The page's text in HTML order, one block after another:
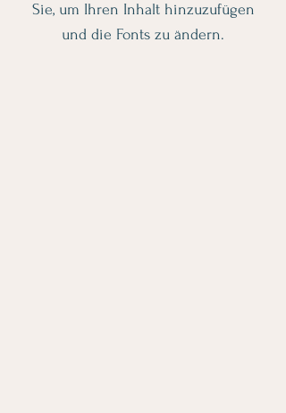
Sie, um Ihren Inhalt hinzuzufügen
und die Fonts zu ändern.